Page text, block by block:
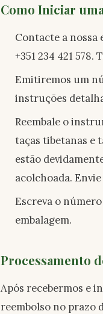
Como Iniciar
Contacte a nossa
+351 234 421
Emitiremos um
instruções
Reembale o
taças tibetanas e
estão
acolchoada.
Escreva o
embalagem.
Processamento
Após recebermos e
reembolso no prazo